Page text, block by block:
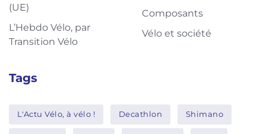
(UE)
L’Hebdo Vélo, par
Transition Vélo
Composants
Vélo et société
Tags
L'Actu Vélo, à vélo ! Decathlon Shimano